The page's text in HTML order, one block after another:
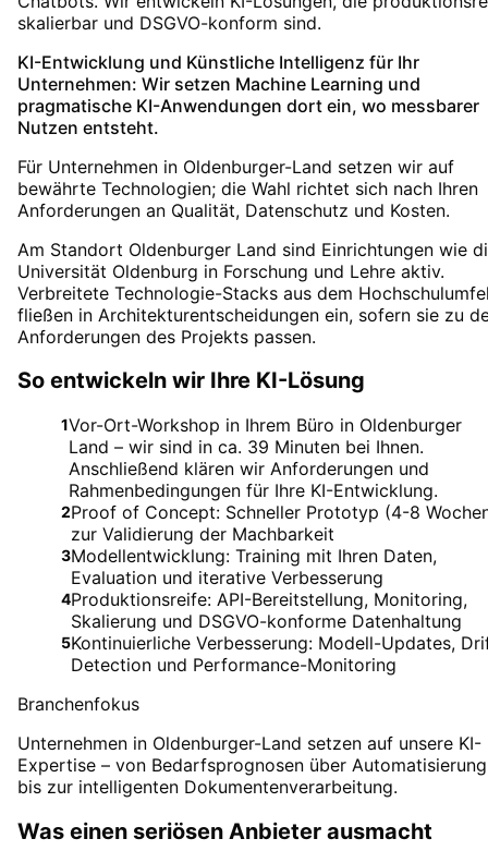
skalierbar und DSGVO-konform sind.
KI-Entwicklung und Künstliche Intelligenz für Ihr
Unternehmen: Wir setzen Machine Learning und
pragmatische KI-Anwendungen dort ein, wo messbarer
Nutzen entsteht.
Für Unternehmen in Oldenburger-Land setzen wir auf
bewährte Technologien; die Wahl richtet sich nach Ihren
Anforderungen an Qualität, Datenschutz und Kosten.
Am Standort Oldenburger Land sind Einrichtungen wie
Universität Oldenburg in Forschung und Lehre aktiv.
Verbreitete Technologie-Stacks aus dem
fließen in Architekturentscheidungen ein, sofern sie zu
Anforderungen des Projekts passen.
So entwickeln wir Ihre KI-Lösung
1Vor-Ort-Workshop in Ihrem Büro in Oldenburger
Land – wir sind in ca. 39 Minuten bei Ihnen.
Anschließend klären wir Anforderungen und
Rahmenbedingungen für Ihre KI-Entwicklung.
2Proof of Concept: Schneller Prototyp (4-8
zur Validierung der Machbarkeit
3Modellentwicklung: Training mit Ihren Daten,
Evaluation und iterative Verbesserung
4Produktionsreife: API-Bereitstellung, Monitoring,
Skalierung und DSGVO-konforme Datenhaltung
5Kontinuierliche Verbesserung: Modell-Updates,
Detection und Performance-Monitoring
Branchenfokus
Unternehmen in Oldenburger-Land setzen auf unsere KI-
Expertise – von Bedarfsprognosen über Automatisierung
bis zur intelligenten Dokumentenverarbeitung.
Was einen seriösen Anbieter ausmacht